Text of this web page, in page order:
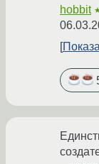
hobbit